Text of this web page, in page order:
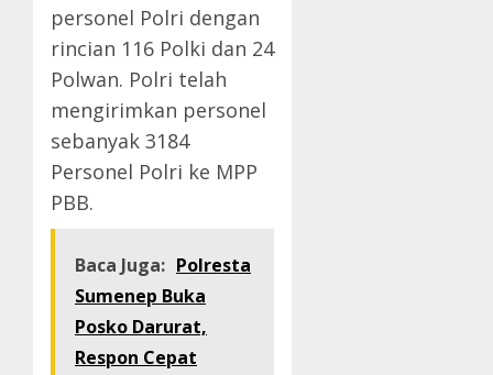
personel Polri dengan
rincian 116 Polki dan 24
Polwan. Polri telah
mengirimkan personel
sebanyak 3184
Personel Polri ke MPP
PBB.
Baca Juga: Polresta
Sumenep Buka
Posko Darurat,
Respon Cepat